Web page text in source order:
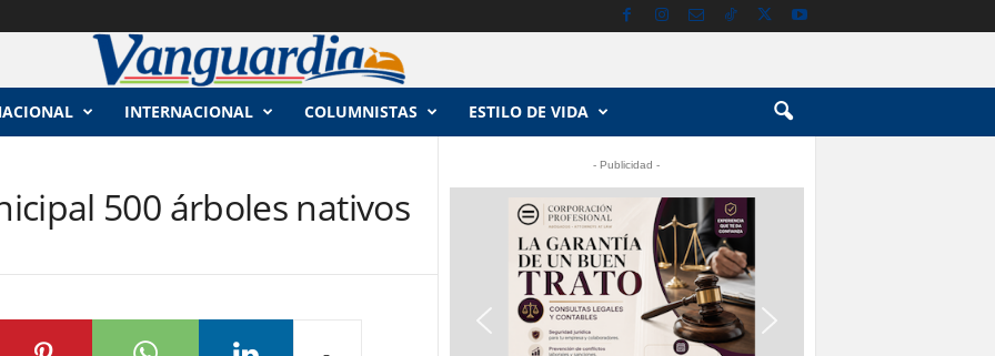
INTERNACIONAL COLUMNISTAS ESTILO DE VIDA
500 árboles nativos
- Publicidad -